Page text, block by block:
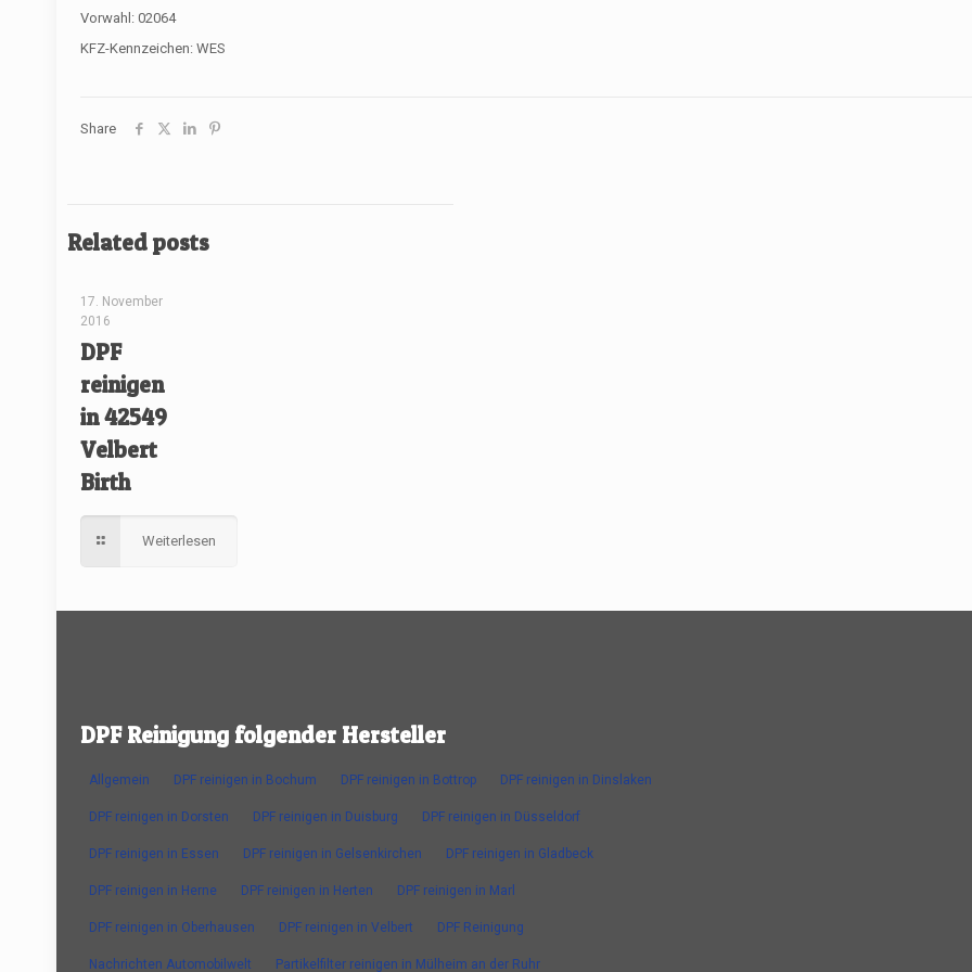
Vorwahl: 02064
KFZ-Kennzeichen: WES
Share
Related posts
17. November
2016
DPF
reinigen
in 42549
Velbert
Birth
Weiterlesen
DPF Reinigung folgender Hersteller
Allgemein DPF reinigen in Bochum DPF reinigen in Bottrop DPF reinigen in Dinslaken
DPF reinigen in Dorsten DPF reinigen in Duisburg DPF reinigen in Düsseldorf
DPF reinigen in Essen DPF reinigen in Gelsenkirchen DPF reinigen in Gladbeck
DPF reinigen in Herne DPF reinigen in Herten DPF reinigen in Marl
DPF reinigen in Oberhausen DPF reinigen in Velbert DPF Reinigung
Nachrichten Automobilwelt Partikelfilter reinigen in Mülheim an der Ruhr